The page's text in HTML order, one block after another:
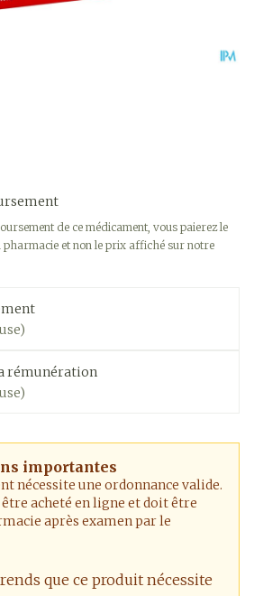
de ce médicament, vous paierez le
pharmacie et non le prix affiché sur notre
rémunération
importantes
nécessite une ordonnance valide.
acheté en ligne et doit être
après examen par le
que ce produit nécessite